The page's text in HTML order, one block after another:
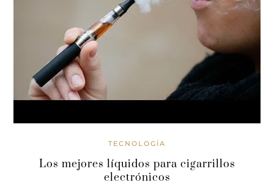
TECNOLOGÍA
Los mejores líquidos para cigarrillos
electrónicos